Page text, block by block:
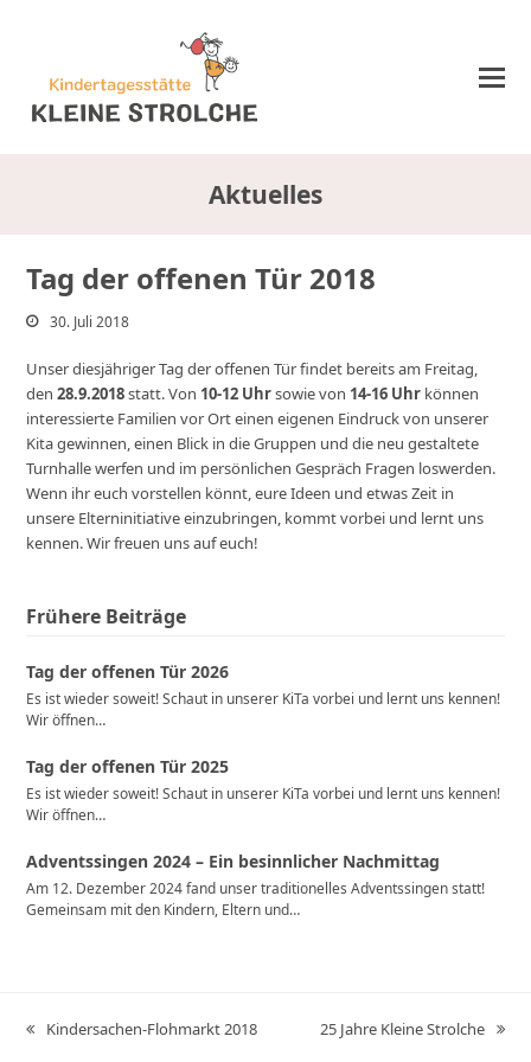
Aktuelles
Tag der offenen Tür 2018
30. Juli 2018
Unser diesjähriger Tag der offenen Tür findet bereits am Freitag,
den28.9.2018statt. Von 10-12 Uhrsowie von 14-16 Uhr können
interessierte Familien vor Ort einen eigenen Eindruck von unserer
Kita gewinnen, einen Blick in die Gruppen und die neu gestaltete
Turnhalle werfen und im persönlichen Gespräch Fragen loswerden.
Wenn ihr euch vorstellen könnt, eure Ideen und etwas Zeit in
unsere Elterninitiative einzubringen, kommt vorbei und lernt uns
kennen. Wir freuen uns auf euch!
Frühere Beiträge
Tag der offenen Tür 2026
Es ist wieder soweit! Schaut in unserer KiTa vorbei und lernt uns kennen!
Wir öffnen…
Tag der offenen Tür 2025
Es ist wieder soweit! Schaut in unserer KiTa vorbei und lernt uns kennen!
Wir öffnen…
Adventssingen 2024 – Ein besinnlicher Nachmittag
Am 12. Dezember 2024 fand unser traditionelles Adventssingen statt!
Gemeinsam mit den Kindern, Eltern und…
vorheriger
Kindersachen-Flohmarkt 2018
Nächster
25 Jahre Kleine Strolche